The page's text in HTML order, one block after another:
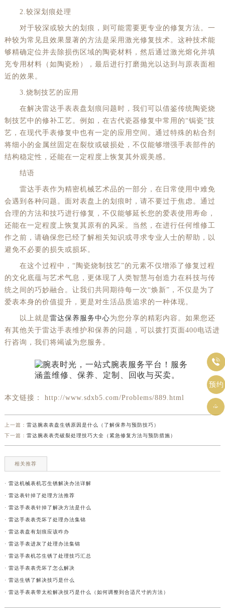
2.较深划痕处理
对于较深或较大的划痕，则可能需要更专业的修复方法。一
种较为常见且效果显著的方法是采用激光修复技术。这种技术能
够精确定位并去除损伤区域的陶瓷材料，然后通过激光熔化并填
充专用材料（如陶瓷粉），最后进行打磨抛光以达到与原表面相
近的效果。
3.烧制技艺的应用
在解决雷达手表表盘划痕问题时，我们可以借鉴传统陶瓷烧
制技艺中的修补工艺。例如，在古代瓷器修复中常用的“锔瓷”技
艺，在现代手表修复中也有一定的应用空间。通过特殊的粘合剂
将细小的金属丝固定在裂纹或破损处，不仅能够增强手表部件的
结构稳定性，还能在一定程度上恢复其外观美感。
结语
雷达手表作为精密机械艺术品的一部分，在日常使用中难免
会遇到各种问题。面对表盘上的划痕时，请不要过于焦虑。通过
合理的方法和技巧进行修复，不仅能够延长您的爱表使用寿命，
还能在一定程度上恢复其原有的风采。当然，在进行任何维修工
作之前，请确保您已经了解相关知识或寻求专业人士的帮助，以
避免不必要的损失或损坏。
在这个过程中，“陶瓷烧制技艺”的元素不仅增添了修复过程
的文化底蕴与艺术气息，更体现了人类智慧与创造力在科技与传
统之间的巧妙融合。让我们共同期待每一次“焕新”，不仅是为了
爱表本身的价值提升，更是对生活品质追求的一种体现。
以上就是雷达保养服务中心为您分享的精彩内容。如果您还
有其他关于雷达手表维护和保养的问题，可以拨打页面400电话进
行咨询，我们将竭诚为您服务。
本文链接： http://www.sdxb5.com/Problems/889.html
上一篇： 雷达腕表表盘生锈原因是什么（了解保养与预防技巧）
下一篇： 雷达腕表表壳破裂处理技巧大全（紧急修复方法与预防措施）
相关推荐
· 雷达机械表机芯生锈解决办法详解
· 雷达表针掉了处理方法推荐
· 雷达手表表针掉了解决方法是什么
· 雷达手表表壳坏了处理办法集锦
· 雷达表盘有划痕应该咋办
· 雷达手表进灰了处理办法集锦
· 雷达手表机芯生锈了处理技巧汇总
· 雷达手表表壳坏了怎么解决
· 雷达生锈了解决技巧是什么
· 雷达手表表带太松解决技巧是什么（如何调整到合适尺寸的方法）

预约
